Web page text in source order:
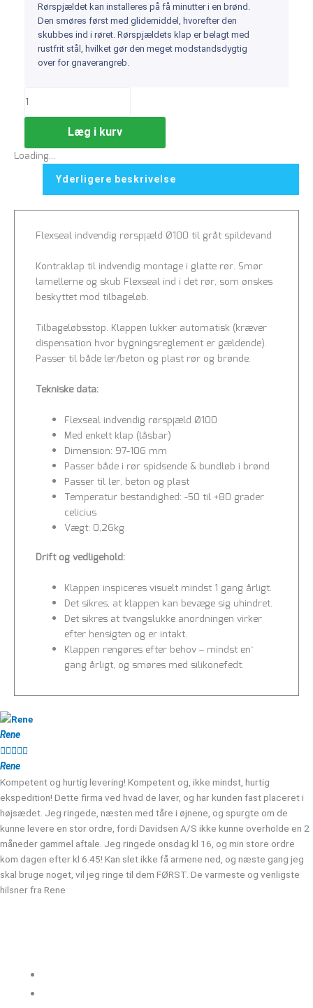
Rørspjældet kan installeres på få minutter i en brønd.
Den smøres først med glidemiddel, hvorefter den
skubbes ind i røret. Rørspjældets klap er belagt med
rustfrit stål, hvilket gør den meget modstandsdygtig
over for gnaverangreb.
Læg i kurv
Loading...
Yderligere beskrivelse
Flexseal indvendig rørspjæld Ø100 til gråt spildevand
Kontraklap til indvendig montage i glatte rør. Smør
lamellerne og skub Flexseal ind i det rør, som ønskes
beskyttet mod tilbageløb.
Tilbageløbsstop. Klappen lukker automatisk (kræver
dispensation hvor bygningsreglement er gældende).
Passer til både ler/beton og plast rør og brønde.
Tekniske data:
Flexseal indvendig rørspjæld Ø100
Med enkelt klap (låsbar)
Dimension: 97-106 mm
Passer både i rør spidsende & bundløb i brønd
Passer til ler, beton og plast
Temperatur bestandighed: -50 til +80 grader
celicius
Vægt: 0,26kg
Drift og vedligehold:
Klappen inspiceres visuelt mindst 1 gang årligt.
Det sikres, at klappen kan bevæge sig uhindret.
Det sikres at tvangslukke anordningen virker
efter hensigten og er intakt.
Klappen rengøres efter behov – mindst en`
gang årligt, og smøres med silikonefedt.
Rene

Rene
Kompetent og hurtig levering! Kompetent og, ikke mindst, hurtig
ekspedition! Dette firma ved hvad de laver, og har kunden fast placeret i
højsædet. Jeg ringede, næsten med tåre i øjnene, og spurgte om de
kunne levere en stor ordre, fordi Davidsen A/S ikke kunne overholde en 2
måneder gammel aftale. Jeg ringede onsdag kl 16, og min store ordre
kom dagen efter kl 6.45! Kan slet ikke få armene ned, og næste gang jeg
skal bruge noget, vil jeg ringe til dem FØRST. De varmeste og venligste
hilsner fra Rene